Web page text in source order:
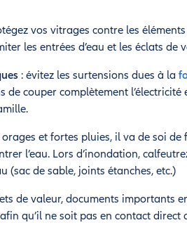
vos vitrages contre les
les entrées d’eau et les éclats de
: évitez les surtensions dues à la
de couper complètement
orages et fortes pluies, il va de soi
l’eau. Lors d’inondation,
(sac de sable, joints étanches, etc.)
de valeur, documents importants
qu’il ne soit pas en contact direct